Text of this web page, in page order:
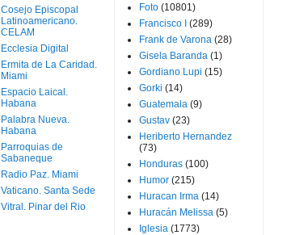
Cosejo Episcopal
Latinoamericano.
CELAM
Ecclesia Digital
Ermita de La Caridad.
Miami
Espacio Laical.
Habana
Palabra Nueva.
Habana
Parroquias de
Sabaneque
Radio Paz. Miami
Vaticano. Santa Sede
Vitral. Pinar del Rio
Foto (10801)
Francisco I
(289)
Frank de Varona (28)
Gisela Baranda (1)
Gordiano Lupi (15)
Gorki (14)
Guatemala (9)
Gustav (23)
Heriberto Hernandez
(73)
Honduras (100)
Humor (215)
Huracan Irma (14)
Huracán Melissa (5)
Iglesia (1773)